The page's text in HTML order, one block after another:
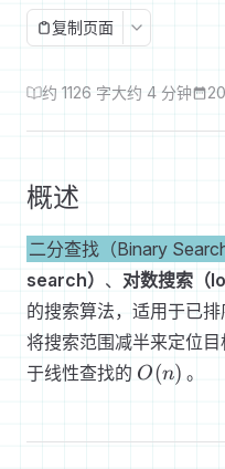
复制页面
约 1126 字大约 4 分钟
概述
二分查找（Binary Search
search） 、 对数搜索（
的搜索算法，适用于已
将搜索范围减半来定位
于线性查找的 O(n)
O(n) 。